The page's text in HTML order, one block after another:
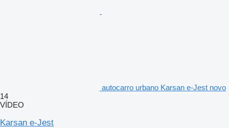
autocarro urbano Karsan e-Jest novo
14
VÍDEO
Karsan e-Jest